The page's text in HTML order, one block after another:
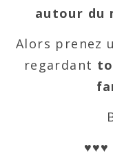
autour du
Alors prenez
regardant